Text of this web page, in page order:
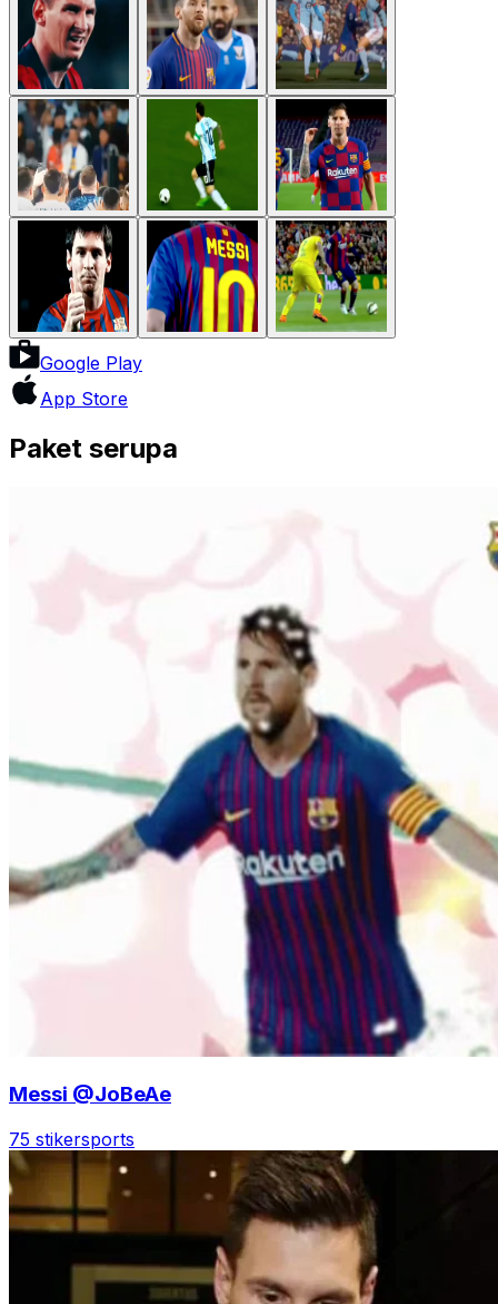
Google Play
App Store
Paket serupa
Messi @JoBeAe
75 stikersports